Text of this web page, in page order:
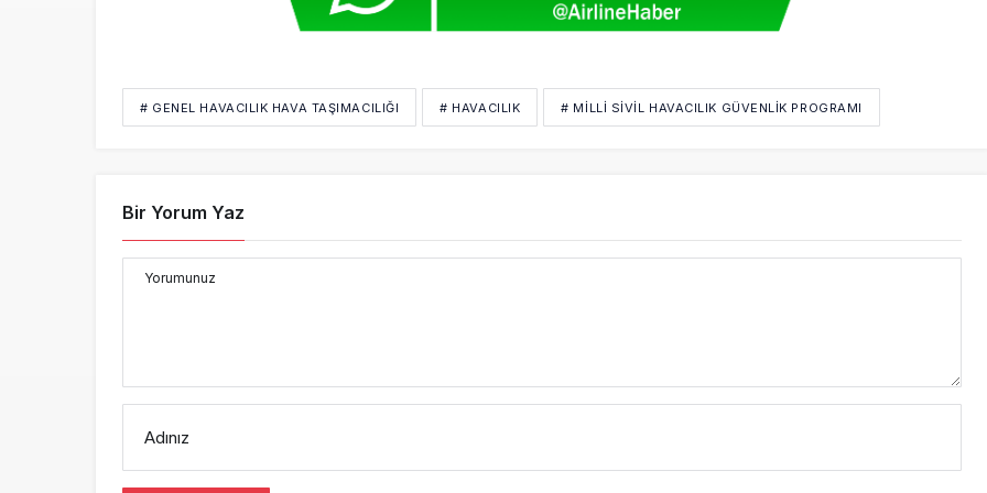
# GENEL HAVACILIK HAVA TAŞIMACILIĞI # HAVACILIK # MILLI SIVIL HAVACILIK GÜVENLIK PROGRAMI
Bir Yorum Yaz
Yorumunuz
Adınız